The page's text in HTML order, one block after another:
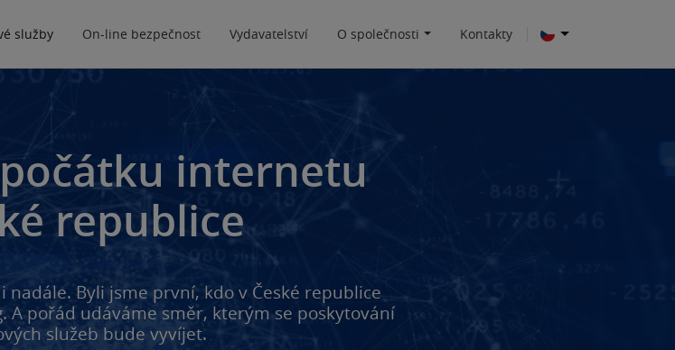
služby On-line bezpečnost Vydavatelství O společnosti Kontakty
internetu
republice
Byli jsme první, kdo v České republice
pořád udáváme směr, kterým se poskytování
služeb bude vyvíjet.